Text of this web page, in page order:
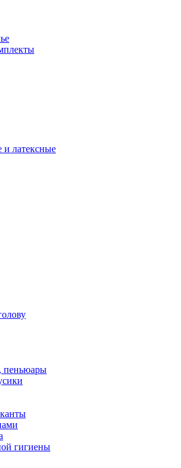
латексные
пеньюары
гигиены